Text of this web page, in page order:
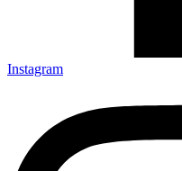
Instagram